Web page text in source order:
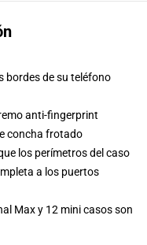
bordes de su teléfono
anti-fingerprint
concha frotado
los perímetros del caso
a los puertos
Max y 12 mini casos son